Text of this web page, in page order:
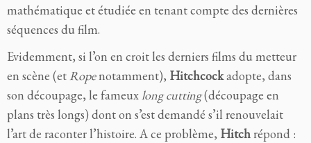
mathématique et étudiée en tenant compte des dernières
séquences du film.
Evidemment, si l’on en croit les derniers films du metteur
en scène (etRopenotamment), Hitchcockadopte, dans
son découpage, le fameuxlong cutting(découpage en
plans très longs) dont on s’est demandé s’il renouvelait
l’art de raconter l’histoire. A ce problème, Hitchrépond :